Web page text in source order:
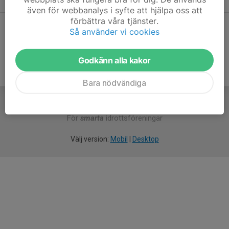
För smarta idrottsföreningar
Välj version: Mobil Desktop
även för webbanalys i syfte att hjälpa oss att
förbättra våra tjänster.
Så använder vi cookies
Godkänn alla kakor
Bara nödvändiga